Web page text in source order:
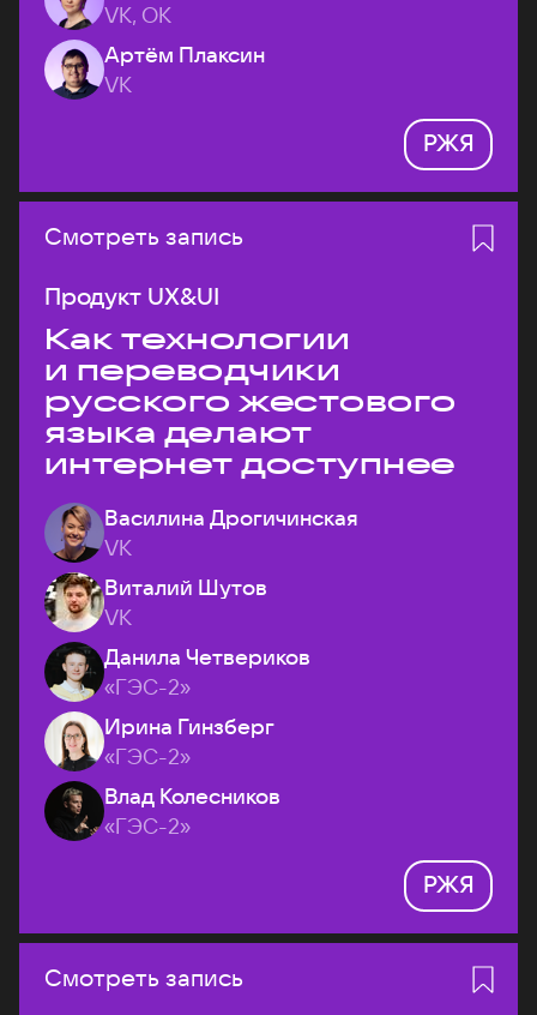
VK, ОК
Артём Плаксин
VK
РЖЯ
Смотреть запись
Продукт UX&UI
Как технологии
и переводчики
русского жестового
языка делают
интернет доступнее
Василина Дрогичинская
VK
Виталий Шутов
VK
Данила Четвериков
«ГЭС-2»
Ирина Гинзберг
«ГЭС-2»
Влад Колесников
«ГЭС-2»
РЖЯ
Смотреть запись